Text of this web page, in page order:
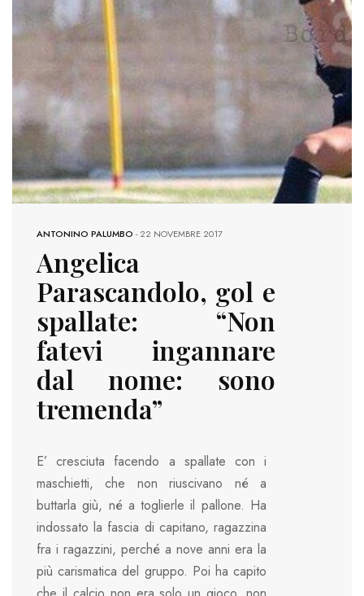
ANTONINO PALUMBO -22 NOVEMBRE 2017
Angelica
Parascandolo, gol e
spallate: “Non
fatevi ingannare
dal nome: sono
tremenda”
E’ cresciuta facendo a spallate con i
maschietti, che non riuscivano né a
buttarla giù, né a toglierle il pallone. Ha
indossato la fascia di capitano, ragazzina
fra i ragazzini, perché a nove anni era la
più carismatica del gruppo. Poi ha capito